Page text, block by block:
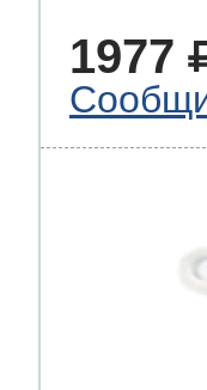
1977